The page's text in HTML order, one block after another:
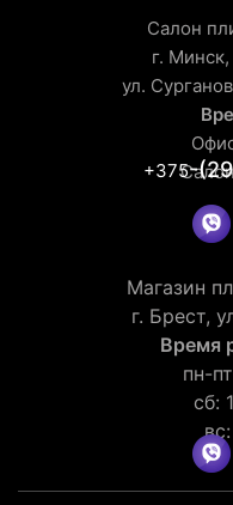
Салон
г.
ул.
+375-
Магазин
г. Брест,
Время
пн-
сб: